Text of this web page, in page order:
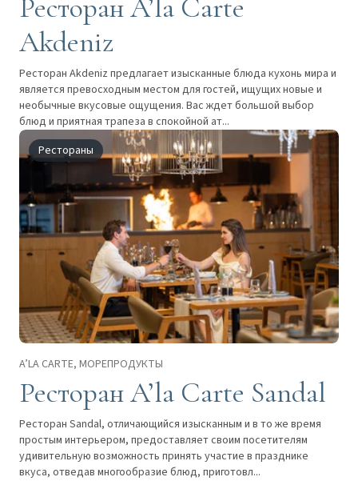
Ресторан A’la Carte
Akdeniz
Ресторан Akdeniz предлагает изысканные блюда кухонь мира и
является превосходным местом для гостей, ищущих новые и
необычные вкусовые ощущения. Вас ждет большой выбор
блюд и приятная трапеза в спокойной ат...
Рестораны
A’LA CARTE, МОРЕПРОДУКТЫ
Ресторан A’la Carte Sandal
Ресторан Sandal, отличающийся изысканным и в то же время
простым интерьером, предоставляет своим посетителям
удивительную возможность принять участие в празднике
вкуса, отведав многообразие блюд, приготовл...